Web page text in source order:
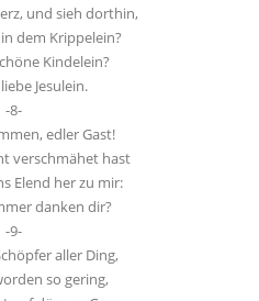
und sieh dorthin,
dem Krippelein?
Kindelein?
Jesulein.
-8-
edler Gast!
verschmähet hast
Elend her zu mir:
danken dir?
-9-
aller Ding,
so gering,